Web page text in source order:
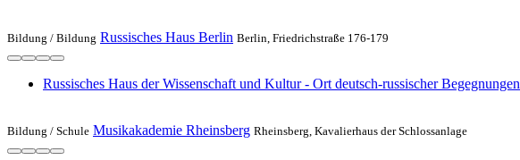
Bildung / Bildung Russisches Haus Berlin Berlin, Friedrichstraße 176-179
Russisches Haus der Wissenschaft und Kultur - Ort deutsch-russischer Begegnungen
Bildung / Schule Musikakademie Rheinsberg Rheinsberg, Kavalierhaus der Schlossanlage